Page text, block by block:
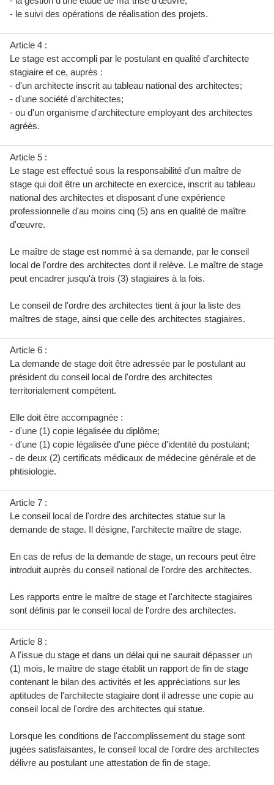
- le suivi des opérations de réalisation des projets.
Article 4 :
Le stage est accompli par le postulant en qualité d'architecte
stagiaire et ce, auprès :
- d'un architecte inscrit au tableau national des architectes;
- d'une société d'architectes;
- ou d'un organisme d'architecture employant des architectes
agréés.
Article 5 :
Le stage est effectué sous la responsabilité d'un maître de
stage qui doit être un architecte en exercice, inscrit au tableau
national des architectes et disposant d'une expérience
professionnelle d'au moins cinq (5) ans en qualité de maître
d'œuvre.
Le maître de stage est nommé à sa demande, par le conseil
local de l'ordre des architectes dont il relève. Le maître de stage
peut encadrer jusqu'à trois (3) stagiaires à la fois.
Le conseil de l'ordre des architectes tient à jour la liste des
maîtres de stage, ainsi que celle des architectes stagiaires.
Article 6 :
La demande de stage doit être adressée par le postulant au
président du conseil local de l'ordre des architectes
territorialement compétent.
Elle doit être accompagnée :
- d'une (1) copie légalisée du diplôme;
- d'une (1) copie légalisée d'une pièce d'identité du postulant;
- de deux (2) certificats médicaux de médecine générale et de
phtisiologie.
Article 7 :
Le conseil local de l'ordre des architectes statue sur la
demande de stage. Il désigne, l'architecte maître de stage.
En cas de refus de la demande de stage, un recours peut être
introduit auprès du conseil national de l'ordre des architectes.
Les rapports entre le maître de stage et l'architecte stagiaires
sont définis par le conseil local de l'ordre des architectes.
Article 8 :
A l'issue du stage et dans un délai qui ne saurait dépasser un
(1) mois, le maître de stage établit un rapport de fin de stage
contenant le bilan des activités et les appréciations sur les
aptitudes de l'architecte stagiaire dont il adresse une copie au
conseil local de l'ordre des architectes qui statue.
Lorsque les conditions de l'accomplissement du stage sont
jugées satisfaisantes, le conseil local de l'ordre des architectes
délivre au postulant une attestation de fin de stage.